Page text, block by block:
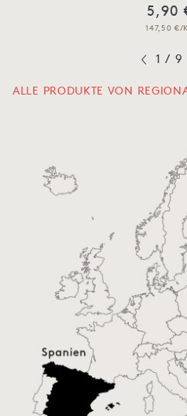
5,90
147,50 €/
1 / 9
ALLE PRODUKTE VON